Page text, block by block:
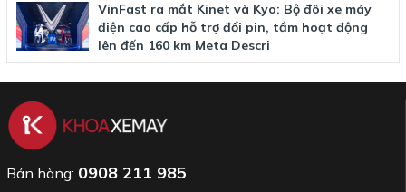
VinFast ra mắt Kinet và Kyo: Bộ đôi xe máy
điện cao cấp hỗ trợ đổi pin, tầm hoạt động
lên đến 160 km Meta Descri
Bán hàng: 0908 211 985